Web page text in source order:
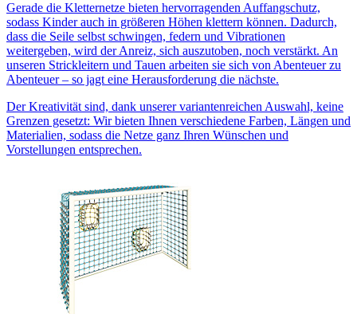
Gerade die Kletternetze bieten hervorragenden Auffangschutz,
sodass Kinder auch in größeren Höhen klettern können. Dadurch,
dass die Seile selbst schwingen, federn und Vibrationen
weitergeben, wird der Anreiz, sich auszutoben, noch verstärkt. An
unseren Strickleitern und Tauen arbeiten sie sich von Abenteuer zu
Abenteuer – so jagt eine Herausforderung die nächste.
Der Kreativität sind, dank unserer variantenreichen Auswahl, keine
Grenzen gesetzt: Wir bieten Ihnen verschiedene Farben, Längen und
Materialien, sodass die Netze ganz Ihren Wünschen und
Vorstellungen entsprechen.